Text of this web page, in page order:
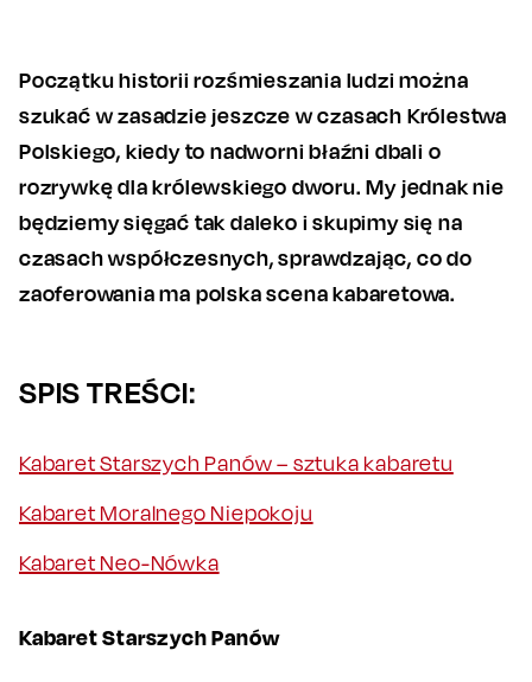
Początku historii rozśmieszania ludzi można
szukać w zasadzie jeszcze w czasach Królestwa
Polskiego, kiedy to nadworni błaźni dbali o
rozrywkę dla królewskiego dworu. My jednak nie
będziemy sięgać tak daleko i skupimy się na
czasach współczesnych, sprawdzając, co do
zaoferowania ma polska scena kabaretowa.
SPIS TREŚCI:
Kabaret Starszych Panów – sztuka kabaretu
Kabaret Moralnego Niepokoju
Kabaret Neo-Nówka
Kabaret Starszych Panów